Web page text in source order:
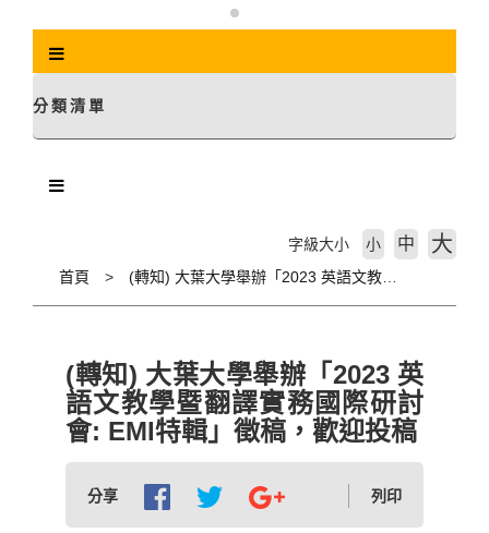
分類清單
首頁
字級大小 小 中 大
(轉知) 大葉大學舉辦「2023 英
語文教學暨翻譯實務國際研討
會: EMI特輯」徵稿，歡迎投稿
分享 列印